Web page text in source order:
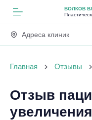
ВОЛКОВ
Адреса клиник
Главная Отзывы
Отзыв